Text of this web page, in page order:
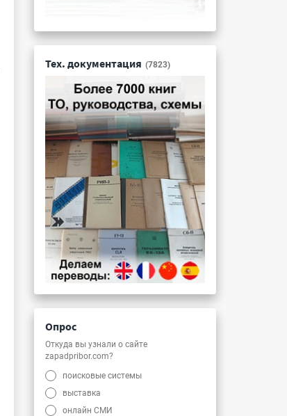
Тех. документация (7823)
Опрос
Откуда вы узнали о сайте
zapadpribor.com?
поисковые системы
выставка
онлайн СМИ